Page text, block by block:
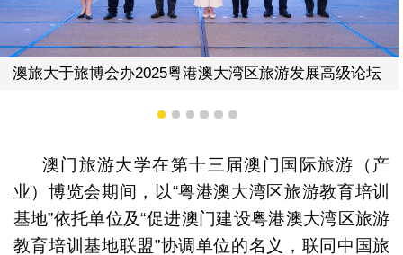
于旅博会办2025粤港澳大湾区旅游发展高级论坛
1 2 3 4 5 6
澳门旅游大学在第十三届澳门国际旅游（产
业）博览会期间，以“粤港澳大湾区旅游教育培训
基地”依托单位及“促进澳门建设粤港澳大湾区旅游
教育培训基地联盟”协调单位的名义，联同中国旅